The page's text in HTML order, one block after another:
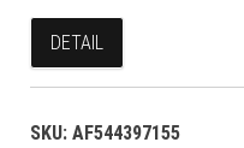
DETAIL
SKU: AF544397155